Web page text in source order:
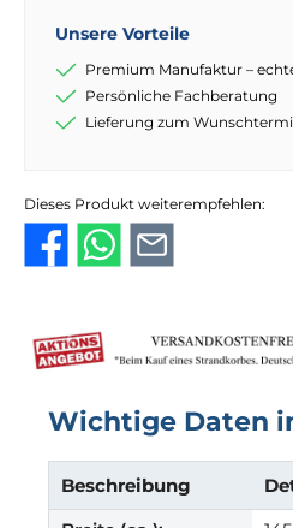
Unsere Vorteile
Premium Manufaktur –
Persönliche Fachberatung
Lieferung zum
Dieses Produkt weiterempfehlen:
Wichtige Daten
Beschreibung